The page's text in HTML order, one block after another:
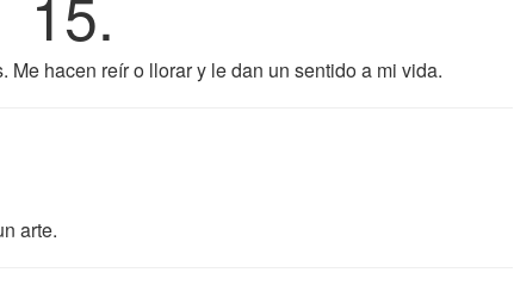
hacen reír o llorar y le dan un sentido a mi vida.
arte.